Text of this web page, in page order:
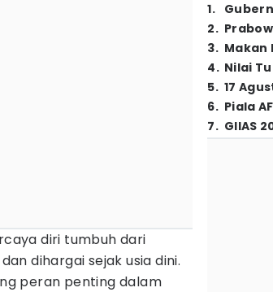
diri tumbuh dari
dihargai sejak usia dini.
peran penting dalam
1.
2.
3. Makan
4. Nilai
5. 17
6. Piala
7. GIIAS